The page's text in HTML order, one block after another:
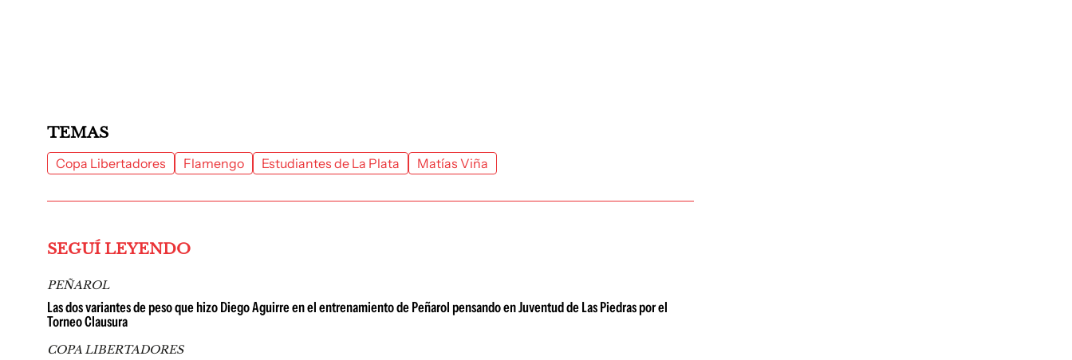
TEMAS
Copa Libertadores Flamengo Estudiantes de La Plata Matías Viña
SEGUÍ LEYENDO
PEÑAROL
Las dos variantes de peso que hizo Diego Aguirre en el entrenamiento de Peñarol pensando en Juventud de Las Piedras por el
Torneo Clausura
COPA LIBERTADORES